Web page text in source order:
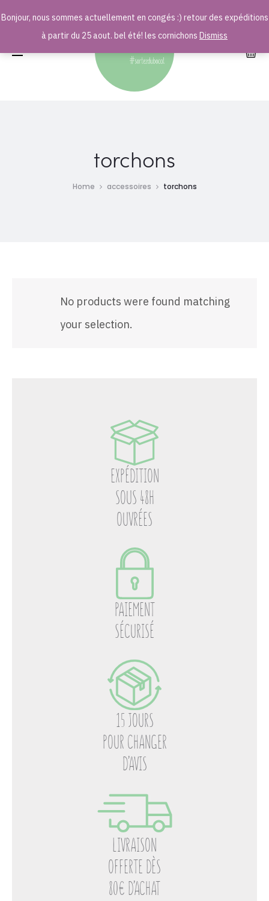
torchons
Home accessoires torchons
No products were found matching
your selection.
EXPÉDITION
SOUS 48H
OUVRÉES
PAIEMENT
SÉCURISÉ
15 JOURS
POUR CHANGER
D’AVIS
LIVRAISON
OFFERTE DÈS
80€ D’ACHAT
Bonjour, nous sommes actuellement en congés :) retour des expéditions
à partir du 25 aout. bel été! les cornichons Dismiss